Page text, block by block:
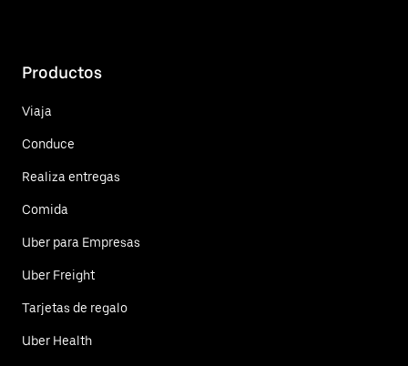
Productos
Viaja
Conduce
Realiza entregas
Comida
Uber para Empresas
Uber Freight
Tarjetas de regalo
Uber Health